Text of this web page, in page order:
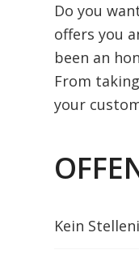
Do you
offers you
been an
From
your
Kein